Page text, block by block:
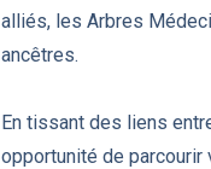
alliés, les Arbres
ancêtres.
En tissant des liens
opportunité de parcourir